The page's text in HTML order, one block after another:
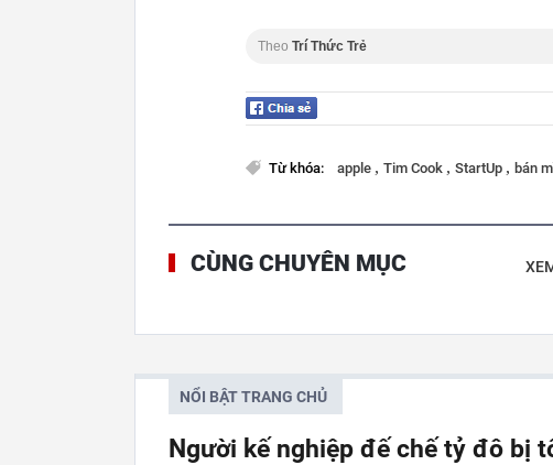
Theo Trí Thức Trẻ
Từ khóa: apple , Tim Cook , StartUp , bán
CÙNG CHUYÊN MỤC
NỔI BẬT TRANG CHỦ
Người kế nghiệp đế chế tỷ đô bị